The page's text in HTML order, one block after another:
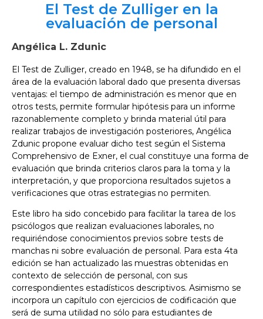
El Test de Zulliger en la
evaluación de personal
Angélica L. Zdunic
El Test de Zulliger, creado en 1948, se ha difundido en el
área de la evaluación laboral dado que presenta diversas
ventajas: el tiempo de administración es menor que en
otros tests, permite formular hipótesis para un informe
razonablemente completo y brinda material útil para
realizar trabajos de investigación posteriores, Angélica
Zdunic propone evaluar dicho test según el Sistema
Comprehensivo de Exner, el cual constituye una forma de
evaluación que brinda criterios claros para la toma y la
interpretación, y que proporciona resultados sujetos a
verificaciones que otras estrategias no permiten.
Este libro ha sido concebido para facilitar la tarea de los
psicólogos que realizan evaluaciones laborales, no
requiriéndose conocimientos previos sobre tests de
manchas ni sobre evaluación de personal. Para esta 4ta
edición se han actualizado las muestras obtenidas en
contexto de selección de personal, con sus
correspondientes estadísticos descriptivos. Asimismo se
incorpora un capítulo con ejercicios de codificación que
será de suma utilidad no sólo para estudiantes de